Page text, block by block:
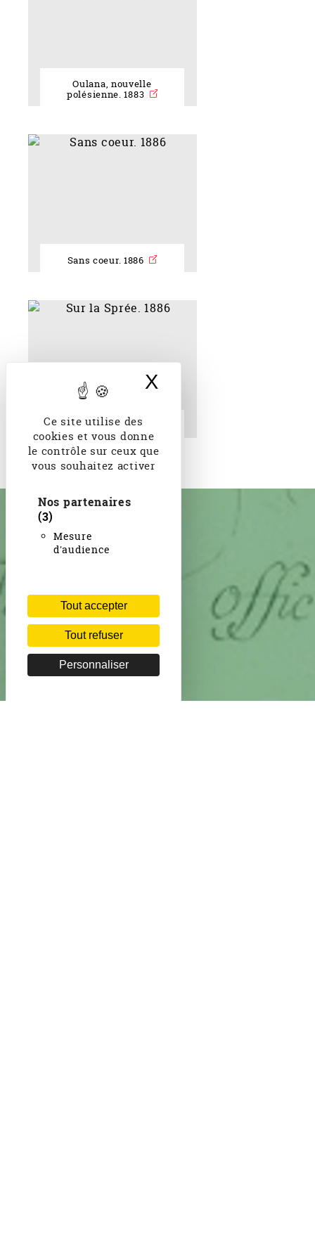
Ce site utilise des
cookies et vous donne
le contrôle sur ceux que
vous souhaitez activer
Nos partenaires
(3)
Mesure
d'audience
Tout accepter
Tout refuser
Personnaliser
X
Oulana, nouvelle
polésienne. 1883
Sans coeur. 1886
Sur la Sprée. 1886